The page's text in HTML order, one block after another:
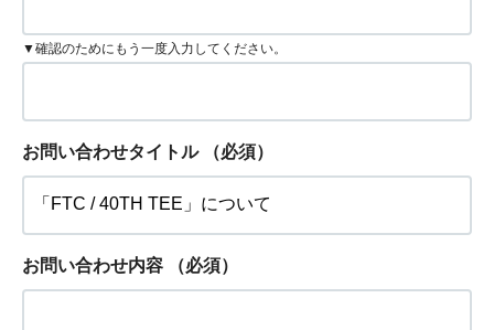
▼確認のためにもう一度入力してください。
お問い合わせタイトル （必須）
お問い合わせ内容 （必須）